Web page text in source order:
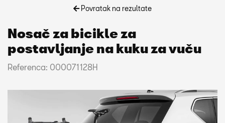
Povratak na rezultate
Nosač za bicikle za
postavljanje na kuku za vuču
Referenca: 000071128H